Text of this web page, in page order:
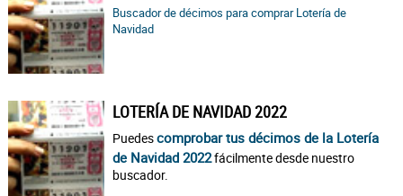
Buscador de décimos para comprar Lotería de
Navidad
LOTERÍA DE NAVIDAD 2022
Puedescomprobar tus décimos de la Lotería
de Navidad 2022fácilmente desde nuestro
buscador.